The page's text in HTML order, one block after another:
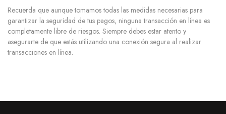
Recuerda que aunque tomamos todas las medidas necesarias para
garantizar la seguridad de tus pagos, ninguna transacción en línea es
completamente libre de riesgos. Siempre debes estar atento y
asegurarte de que estás utilizando una conexión segura al realizar
transacciones en línea.